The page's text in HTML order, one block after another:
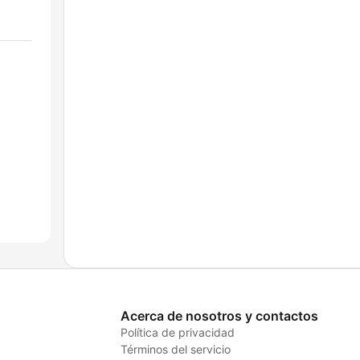
Acerca de nosotros y contactos
Política de privacidad
Términos del servicio